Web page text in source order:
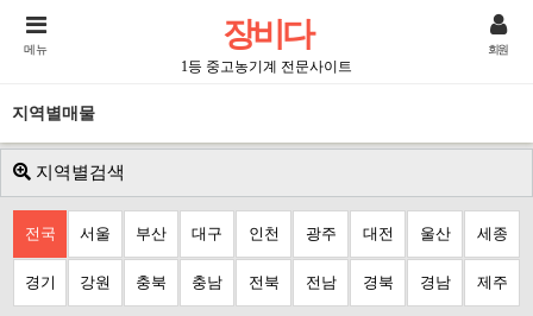
장비다
1등 중고농기계 전문사이트
메뉴 회원
지역별매물
지역별검색
전국 서울 부산 대구 인천 광주 대전 울산 세종
경기 강원 충북 충남 전북 전남 경북 경남 제주